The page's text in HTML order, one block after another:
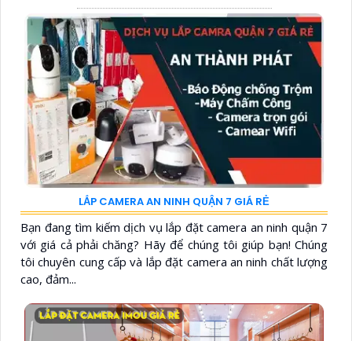
LẮP CAMERA AN NINH QUẬN 7 GIÁ RẺ
Bạn đang tìm kiếm dịch vụ lắp đặt camera an ninh quận 7
với giá cả phải chăng? Hãy để chúng tôi giúp bạn! Chúng
tôi chuyên cung cấp và lắp đặt camera an ninh chất lượng
cao, đảm...